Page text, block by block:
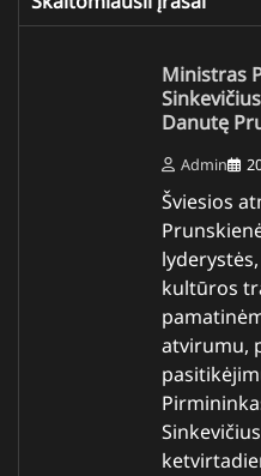
Ministras
Danutę
Admin
Šviesios
kultūros
atvirumu,